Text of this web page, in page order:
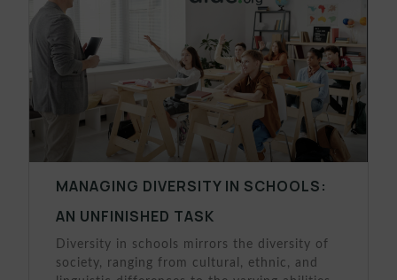
MANAGING DIVERSITY IN SCHOOLS:
AN UNFINISHED TASK
Diversity in schools mirrors the diversity of
society, ranging from cultural, ethnic, and